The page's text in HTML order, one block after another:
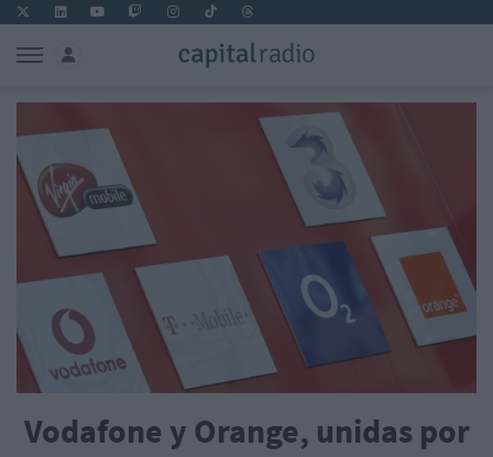
Vodafone y Orange, unidas por